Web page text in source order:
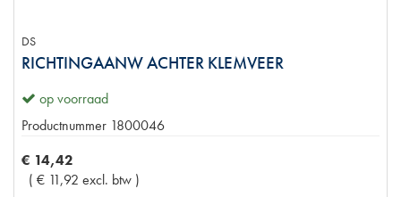
DS
RICHTINGAANW ACHTER KLEMVEER
op voorraad
Productnummer 1800046
€ 14,42
( € 11,92 excl. btw )